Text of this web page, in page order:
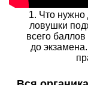
1. Что нужно
ловушки
всего
до